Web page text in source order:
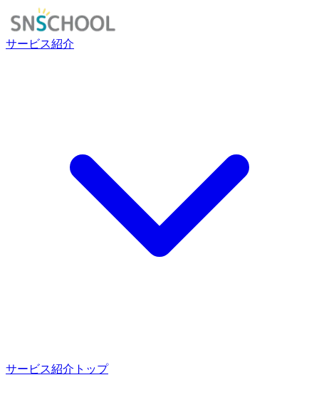
サービス紹介
サービス紹介トップ